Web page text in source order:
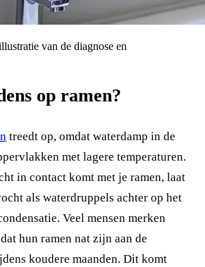
van de diagnose en
op ramen?
treedt op, omdat waterdamp in de
met lagere temperaturen.
in contact komt met je ramen, laat
als waterdruppels achter op het
Veel mensen merken
hun ramen nat zijn aan de
koudere maanden. Dit komt